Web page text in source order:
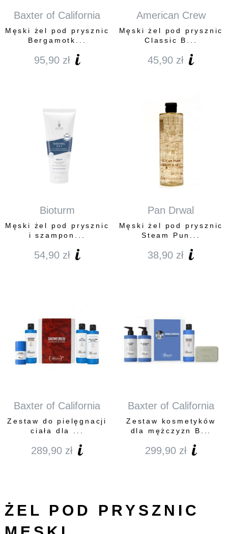
ŻEL POD PRYSZNIC
Baxter of California
Męski żel pod prysznic
Bergamotk...
95,90 zł
American Crew
Męski żel pod prysznic
Classic B...
45,90 zł
Bioturm
Męski żel pod prysznic
i szampon...
54,90 zł
Pan Drwal
Męski żel pod prysznic
Steam Pun...
38,90 zł
Baxter of California
Zestaw do pielęgnacji
ciała dla ...
289,90 zł
Baxter of California
Zestaw kosmetyków
dla mężczyzn B...
299,90 zł